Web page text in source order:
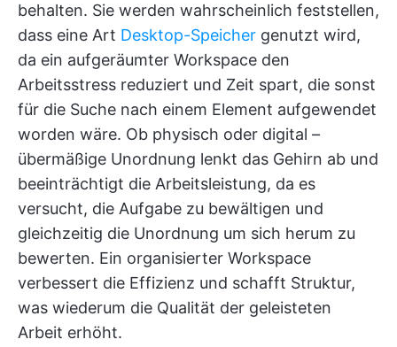
behalten. Sie werden wahrscheinlich feststellen,
dass eine Art Desktop-Speicher genutzt wird,
da ein aufgeräumter Workspace den
Arbeitsstress reduziert und Zeit spart, die sonst
für die Suche nach einem Element aufgewendet
worden wäre. Ob physisch oder digital –
übermäßige Unordnung lenkt das Gehirn ab und
beeinträchtigt die Arbeitsleistung, da es
versucht, die Aufgabe zu bewältigen und
gleichzeitig die Unordnung um sich herum zu
bewerten. Ein organisierter Workspace
verbessert die Effizienz und schafft Struktur,
was wiederum die Qualität der geleisteten
Arbeit erhöht.